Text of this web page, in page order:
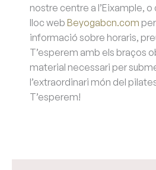
nostre centre a l’Eixample,
lloc web Beyogabcn.com
informació sobre horaris,
T’esperem amb els braços
material necessari per
l’extraordinari món del
T’esperem!